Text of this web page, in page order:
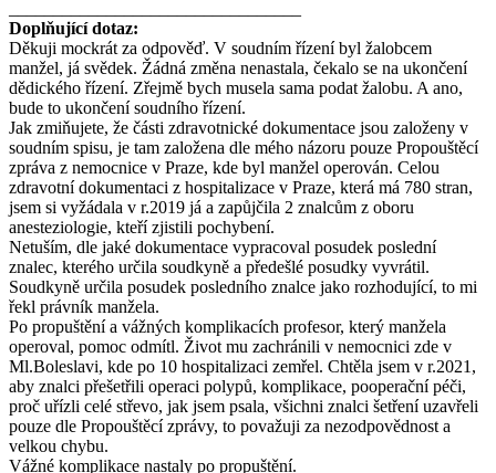
Doplňující dotaz:
Děkuji mockrát za odpověď. V soudním řízení byl žalobcem
manžel, já svědek. Žádná změna nenastala, čekalo se na ukončení
dědického řízení. Zřejmě bych musela sama podat žalobu. A ano,
bude to ukončení soudního řízení.
Jak zmiňujete, že části zdravotnické dokumentace jsou založeny v
soudním spisu, je tam založena dle mého názoru pouze Propouštěcí
zpráva z nemocnice v Praze, kde byl manžel operován. Celou
zdravotní dokumentaci z hospitalizace v Praze, která má 780 stran,
jsem si vyžádala v r.2019 já a zapůjčila 2 znalcům z oboru
anesteziologie, kteří zjistili pochybení.
Netuším, dle jaké dokumentace vypracoval posudek poslední
znalec, kterého určila soudkyně a předešlé posudky vyvrátil.
Soudkyně určila posudek posledního znalce jako rozhodující, to mi
řekl právník manžela.
Po propuštění a vážných komplikacích profesor, který manžela
operoval, pomoc odmítl. Život mu zachránili v nemocnici zde v
Ml.Boleslavi, kde po 10 hospitalizaci zemřel. Chtěla jsem v r.2021,
aby znalci přešetřili operaci polypů, komplikace, pooperační péči,
proč uřízli celé střevo, jak jsem psala, všichni znalci šetření uzavřeli
pouze dle Propouštěcí zprávy, to považuji za nezodpovědnost a
velkou chybu.
Vážné komplikace nastaly po propuštění.